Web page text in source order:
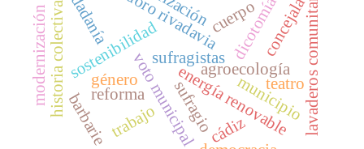
voto municipal
sufragistas
energía renovable
sostenibilidad agroecología
género municipio
reforma sufragio
historia colectiva lavaderos comunitarios
barbarie
modernización dicotomía
cuerpoconcejala
trabajo
teatro
cádiz